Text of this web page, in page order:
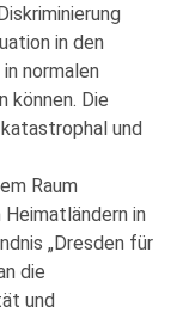
in den
normalen
können. Die
und
Raum
in
„Dresden für
die
und